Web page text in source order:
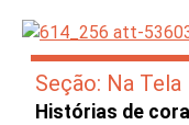
Seção: Na Tela
Histórias de